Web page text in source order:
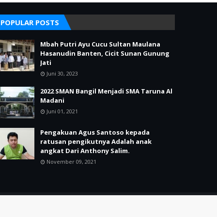
POPULAR POSTS
Mbah Putri Ayu Cucu Sultan Maulana
Hasanudin Banten, Cicit Sunan Gunung
Jati
Juni 30, 2023
2022 SMAN Bangil Menjadi SMA Taruna Al
Madani
Juni 01, 2021
Pengakuan Agus Santoso kepada
ratusan pengikutnya Adalah anak
angkat Dari Anthony Salim.
November 09, 2021